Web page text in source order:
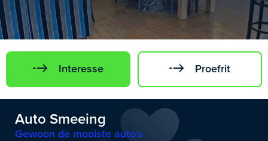
Interesse Proefrit
Auto Smeeing
Gewoon de mooiste auto’s